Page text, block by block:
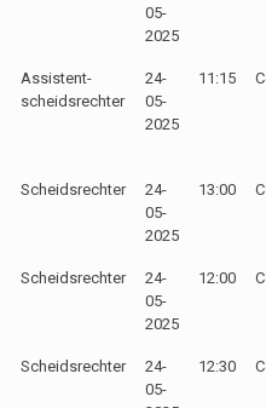
05-
2025
Assistent-
scheidsrechter
24-
05-
2025
11:15
Scheidsrechter
24-
05-
2025
13:00
Scheidsrechter
24-
05-
2025
12:00
Scheidsrechter
24-
05-
12:30